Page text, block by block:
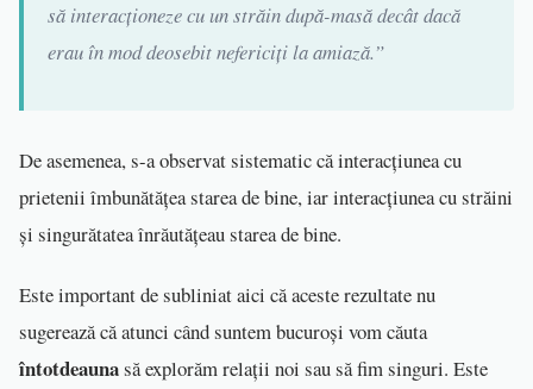
să interacționeze cu un străin după-masă decât dacă
erau în mod deosebit nefericiți la amiază.”
De asemenea, s-a observat sistematic că interacțiunea cu
prietenii îmbunătățea starea de bine, iar interacțiunea cu străini
și singurătatea înrăutățeau starea de bine.
Este important de subliniat aici că aceste rezultate nu
sugerează că atunci când suntem bucuroși vom căuta
întotdeaunasă explorăm relații noi sau să fim singuri. Este